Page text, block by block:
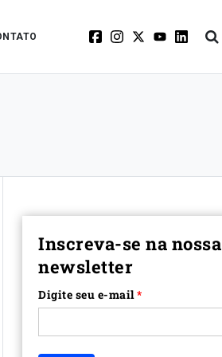
Inscreva-se na nossa
newsletter
Digite seu e-mail*